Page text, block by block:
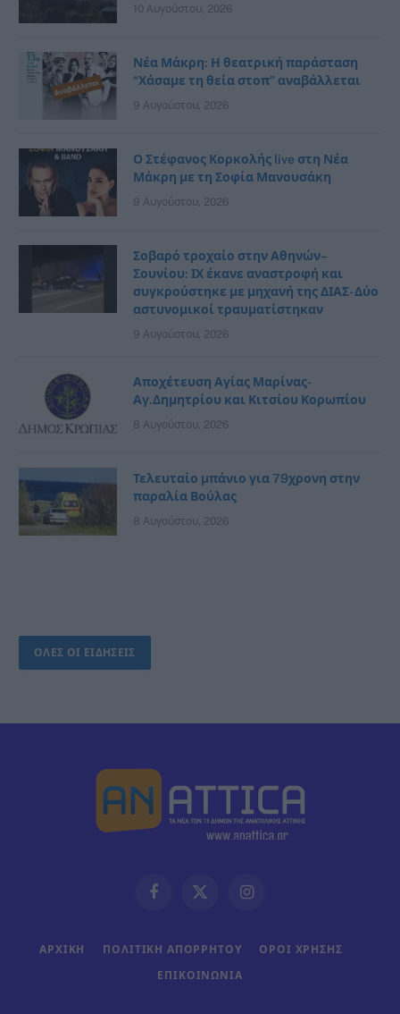
10 Αυγούστου, 2026
Νέα Μάκρη: Η θεατρική παράσταση
“Χάσαμε τη θεία στοπ” αναβάλλεται
9 Αυγούστου, 2026
Ο Στέφανος Κορκολής live στη Νέα
Μάκρη με τη Σοφία Μανουσάκη
9 Αυγούστου, 2026
Σοβαρό τροχαίο στην Αθηνών–
Σουνίου: ΙΧ έκανε αναστροφή και
συγκρούστηκε με μηχανή της ΔΙΑΣ- Δύο
αστυνομικοί τραυματίστηκαν
9 Αυγούστου, 2026
Αποχέτευση Αγίας Μαρίνας-
Αγ.Δημητρίου και Κιτσίου Κορωπίου
8 Αυγούστου, 2026
Τελευταίο μπάνιο για 79χρονη στην
παραλία Βούλας
8 Αυγούστου, 2026
ΟΛΕΣ ΟΙ ΕΙΔΗΣΕΙΣ
FacebookX
Instagram
ΑΡΧΙΚΗ ΠΟΛΙΤΙΚΗ ΑΠΟΡΡΗΤΟΥ ΟΡΟΙ ΧΡΗΣΗΣ
ΕΠΙΚΟΙΝΩΝΊΑ